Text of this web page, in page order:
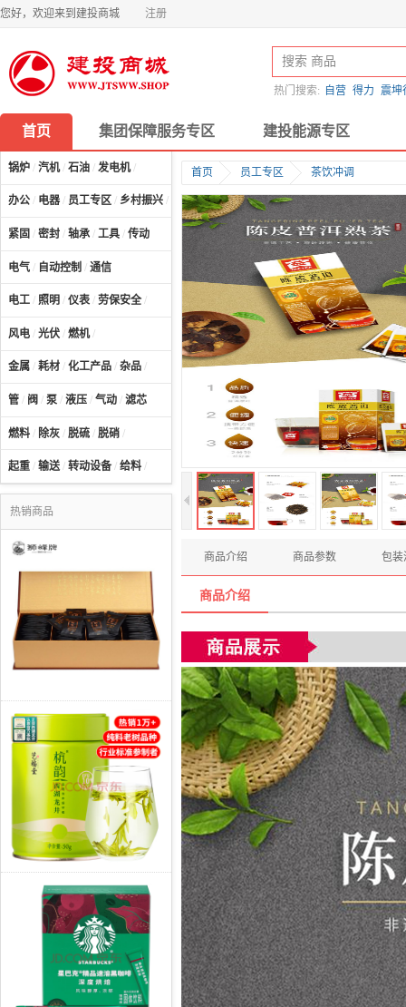
您好，欢迎来到建投商城 注册
热门搜索: 自营 得力 震坤
首页 集团保障服务专区 建投能源专区
锅炉 / 汽机/ 石油 / 发电机/
办公 / 电器 / 员工专区 / 乡村振兴 / 计算机及配件/
紧固 / 密封 / 轴承 / 工具 / 传动
电气 / 自动控制 / 通信
电工 / 照明 / 仪表 / 劳保安全 /
风电 / 光伏 / 燃机/
金属 / 耗材 / 化工产品 / 杂品 /
管 / 阀 / 泵 / 液压 / 气动 / 滤芯
燃料 / 除灰 / 脱硫 / 脱硝 /
起重 / 输送/ 转动设备 / 给料 /
热销商品
首页 员工专区 茶饮冲调
商品介绍 商品参数 包装
商品介绍